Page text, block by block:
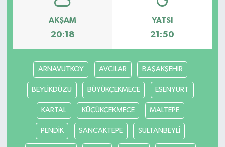
AKŞAM
20:18
YATSI
21:50
ARNAVUTKOY AVCILAR BAŞAKŞEHİR
BEYLİKDÜZÜ BÜYÜKÇEKMECE ESENYURT
KARTAL KÜÇÜKÇEKMECE MALTEPE
PENDİK SANCAKTEPE SULTANBEYLİ